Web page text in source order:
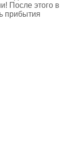
После этого в
прибытия